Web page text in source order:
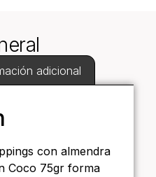
adicional
con almendra
Coco 75gr forma